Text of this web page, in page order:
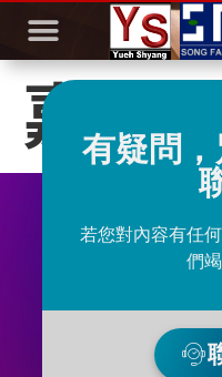
嘉佑
有疑問
若您對內容有任
們